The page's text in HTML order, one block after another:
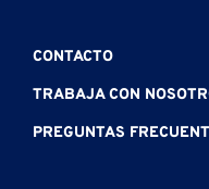
CONTACTO
TRABAJA CON
PREGUNTAS